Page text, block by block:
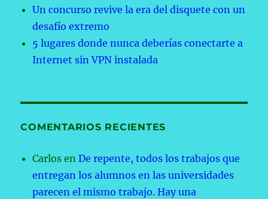
Un concurso revive la era del disquete con un
desafío extremo
5 lugares donde nunca deberías conectarte a
Internet sin VPN instalada
COMENTARIOS RECIENTES
Carlos enDe repente, todos los trabajos que
entregan los alumnos en las universidades
parecen el mismo trabajo. Hay una